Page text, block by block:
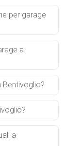
per garage
a
Bentivoglio?
a